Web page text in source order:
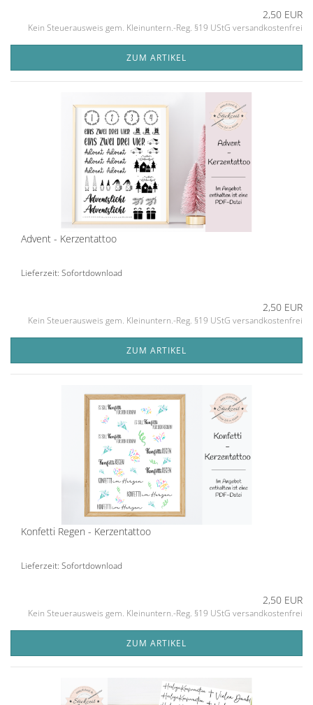
2,50 EUR
Kein Steuerausweis gem. Kleinuntern.-Reg. §19 UStG versandkostenfrei
ZUM ARTIKEL
Advent - Kerzentattoo
Lieferzeit: Sofortdownload
2,50 EUR
Kein Steuerausweis gem. Kleinuntern.-Reg. §19 UStG versandkostenfrei
ZUM ARTIKEL
Konfetti Regen - Kerzentattoo
Lieferzeit: Sofortdownload
2,50 EUR
Kein Steuerausweis gem. Kleinuntern.-Reg. §19 UStG versandkostenfrei
ZUM ARTIKEL